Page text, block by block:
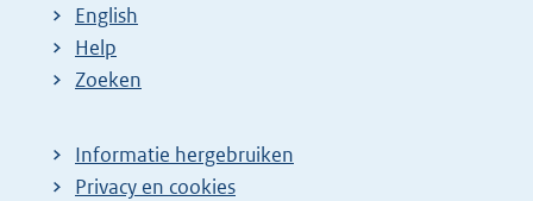
English
Help
Zoeken
Informatie hergebruiken
Privacy en cookies